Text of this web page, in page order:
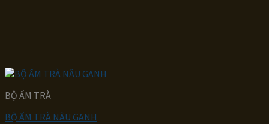
BỘ ẤM TRÀ
BỘ ẤM TRÀ NÂU GANH